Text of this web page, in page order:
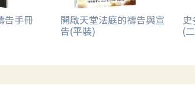
告手冊 開啟天堂法庭的禱告與宣
告(平裝) (